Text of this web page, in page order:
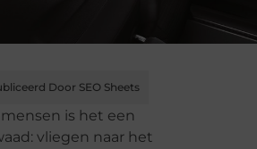
Door SEO Sheets
is het een
vliegen naar het